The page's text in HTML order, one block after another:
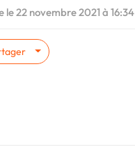
le 22 novembre 2021 à 16:34